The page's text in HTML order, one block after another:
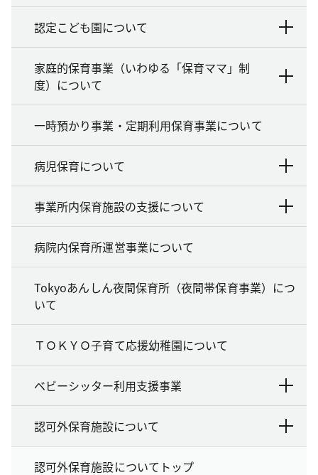
認定こども園について
家庭的保育事業（いわゆる「保育ママ」制
度）について
一時預かり事業・定期利用保育事業について
病児保育について
事業所内保育施設の支援について
病院内保育所運営事業について
Tokyoあんしん夜間保育所（夜間帯保育事業）につ
いて
ＴＯＫＹＯ子育て応援幼稚園について
ベビーシッター利用支援事業
認可外保育施設について
認可外保育施設についてトップ